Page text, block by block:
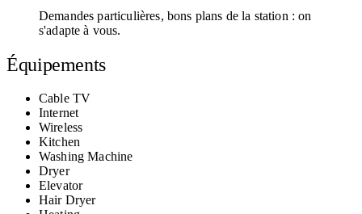
Demandes particulières, bons plans de la station : on
s'adapte à vous.
Équipements
Cable TV
Internet
Wireless
Kitchen
Washing Machine
Dryer
Elevator
Hair Dryer